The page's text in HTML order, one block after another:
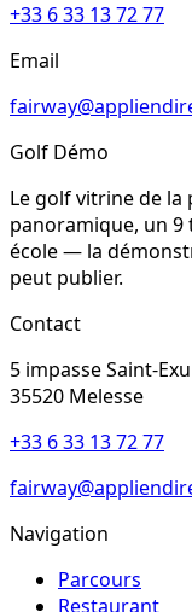
+33 6 33 13 72 77
Email
Golf Démo
Le golf vitrine de la
panoramique, un
école — la
peut publier.
Contact
5 impasse Saint-
35520 Melesse
+33 6 33 13 72 77
Navigation
Parcours
Restaurant